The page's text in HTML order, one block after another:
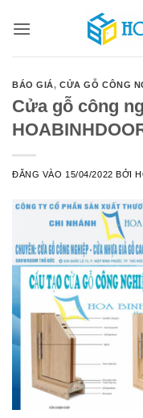
qua
BÁO GIÁ,CỬA GỖ CÔNG
Cửa gỗ công
ĐĂNG VÀO 15/04/2022 BỞI